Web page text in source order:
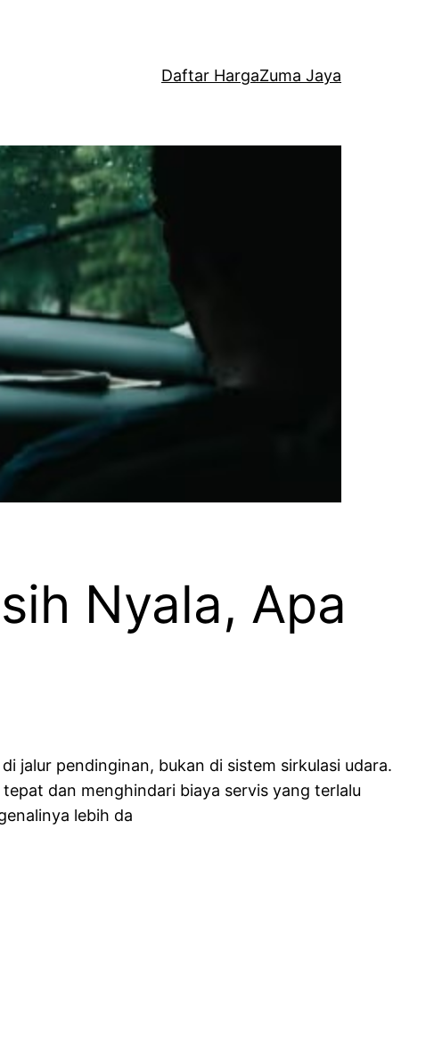
Daftar HargaZuma Jaya
Nyala, Apa
jalur pendinginan, bukan di sistem sirkulasi udara.
dan menghindari biaya servis yang terlalu
lebih da